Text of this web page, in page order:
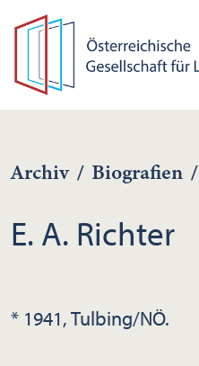
Archiv / Biografien /
E. A. Richter
* 1941, Tulbing/NÖ.